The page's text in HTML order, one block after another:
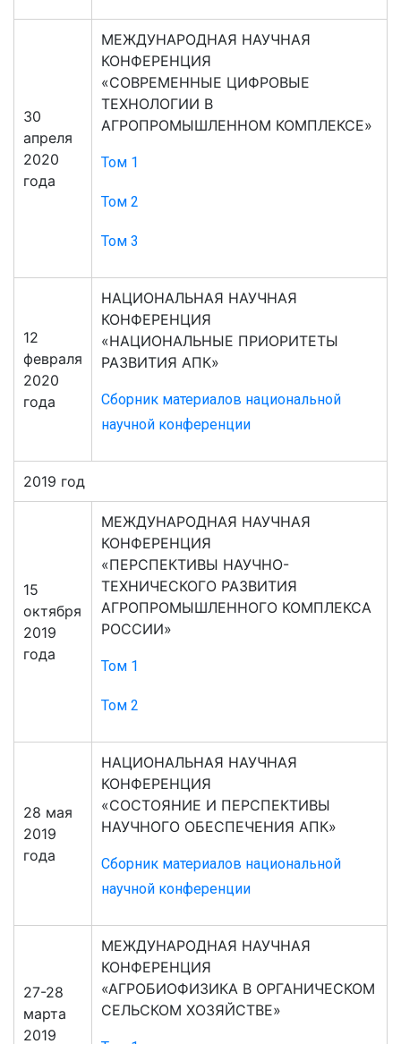
30
апреля
2020
года
МЕЖДУНАРОДНАЯ НАУЧНАЯ
КОНФЕРЕНЦИЯ
«СОВРЕМЕННЫЕ ЦИФРОВЫЕ
ТЕХНОЛОГИИ В
АГРОПРОМЫШЛЕННОМ КОМПЛЕКСЕ»
Том 1
Том 2
Том 3
12
февраля
2020
года
НАЦИОНАЛЬНАЯ НАУЧНАЯ
КОНФЕРЕНЦИЯ
«НАЦИОНАЛЬНЫЕ ПРИОРИТЕТЫ
РАЗВИТИЯ АПК»
Сборник материалов национальной
научной конференции
2019 год
15
октября
2019
года
МЕЖДУНАРОДНАЯ НАУЧНАЯ
КОНФЕРЕНЦИЯ
«ПЕРСПЕКТИВЫ НАУЧНО-
ТЕХНИЧЕСКОГО РАЗВИТИЯ
АГРОПРОМЫШЛЕННОГО КОМПЛЕКСА
РОССИИ»
Том 1
Том 2
28 мая
2019
года
НАЦИОНАЛЬНАЯ НАУЧНАЯ
КОНФЕРЕНЦИЯ
«СОСТОЯНИЕ И ПЕРСПЕКТИВЫ
НАУЧНОГО ОБЕСПЕЧЕНИЯ АПК»
Сборник материалов национальной
научной конференции
27-28
марта
2019
МЕЖДУНАРОДНАЯ НАУЧНАЯ
КОНФЕРЕНЦИЯ
«АГРОБИОФИЗИКА В ОРГАНИЧЕСКОМ
СЕЛЬСКОМ ХОЗЯЙСТВЕ»